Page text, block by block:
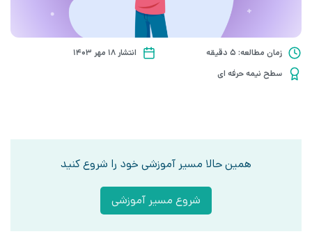
زمان مطالعه: 5 دقیقه
انتشار ۱۸ مهر ۱۴۰۳
سطح نیمه حرفه ای
همین حالا مسیر آموزشی خود را شروع کنید
شروع مسیر آموزشی